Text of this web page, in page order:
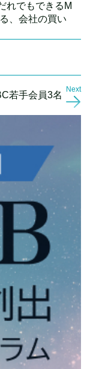
れでもできるM
、会社の買い
若手会員3名
Next